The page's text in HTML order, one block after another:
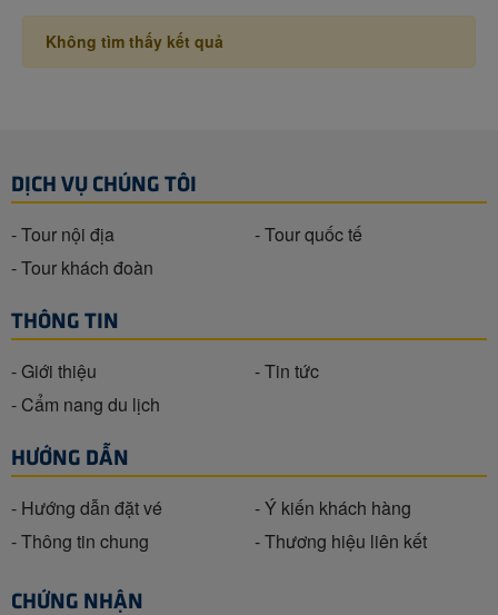
Không tìm thấy kết quả
DỊCH VỤ CHÚNG TÔI
- Tour nội địa
- Tour quốc tế
- Tour khách đoàn
THÔNG TIN
- Giới thiệu
- Tin tức
- Cẩm nang du lịch
HƯỚNG DẪN
- Hướng dẫn đặt vé
- Ý kiến khách hàng
- Thông tin chung
- Thương hiệu liên kết
CHỨNG NHẬN